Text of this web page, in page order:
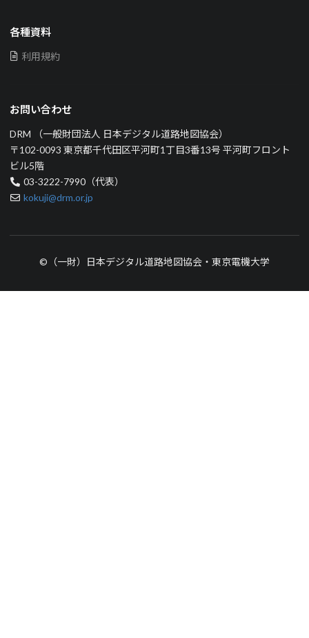
各種資料
利用規約
お問い合わせ
DRM （一般財団法人 日本デジタル道路地図協会）
〒102-0093 東京都千代田区平河町1丁目3番13号 平河町フロント
ビル5階
03-3222-7990（代表）
kokuji@drm.or.jp
©（一財）日本デジタル道路地図協会・東京電機大学